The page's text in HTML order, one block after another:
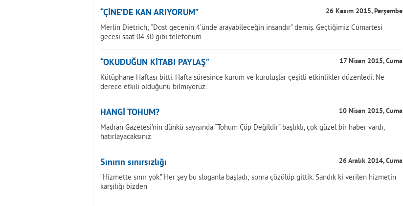
“ÇİNE’DE KAN ARIYORUM” 26 Kasım 2015, Perşembe
Merlin Dietrich; “Dost gecenin 4’ünde arayabileceğin insandır” demiş. Geçtiğimiz Cumartesi
gecesi saat 04.30 gibi telefonum
“OKUDUĞUN KİTABI PAYLAŞ” 17 Nisan 2015, Cuma
Kütüphane Haftası bitti. Hafta süresince kurum ve kuruluşlar çeşitli etkinlikler düzenledi. Ne
derece etkili olduğunu bilmiyoruz.
HANGİ TOHUM? 10 Nisan 2015, Cuma
Madran Gazetesi’nin dünkü sayısında “Tohum Çöp Değildir” başlıklı, çok güzel bir haber vardı,
hatırlayacaksınız.
Sınırın sınırsızlığı 26 Aralık 2014, Cuma
“Hizmette sınır yok.” Her şey bu sloganla başladı; sonra çözülüp gittik. Sandık ki verilen hizmetin
karşılığı bizden